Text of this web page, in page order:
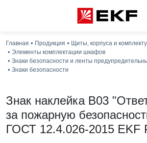
Главная Продукция
Щиты, корпуса и
Элементы комплектации шкафов
Знаки безопасности и ленты
Знаки безопасности
Знак наклейка B03
за пожарную
ГОСТ 12.4.026-2015 EKF